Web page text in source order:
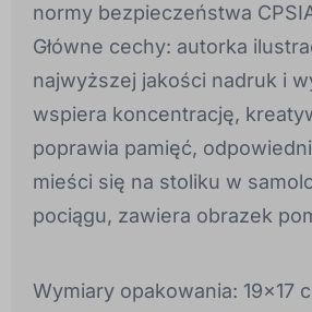
normy bezpieczeństwa
Główne cechy: autorka
najwyższej jakości nadruk i
wspiera koncentrację,
poprawia pamięć,
mieści się na stoliku w
pociągu, zawiera obrazek
Wymiary opakowania: 19x17